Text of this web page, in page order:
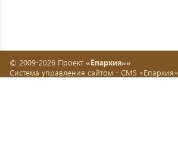
© 2009-2026 Проект «Епархия»»
Система управления сайтом - CMS «Епархия»